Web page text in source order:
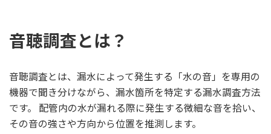
音聴調査とは？
音聴調査とは、漏水によって発生する「水の音」を専用の
機器で聞き分けながら、漏水箇所を特定する漏水調査方法
です。 配管内の水が漏れる際に発生する微細な音を拾い、
その音の強さや方向から位置を推測します。